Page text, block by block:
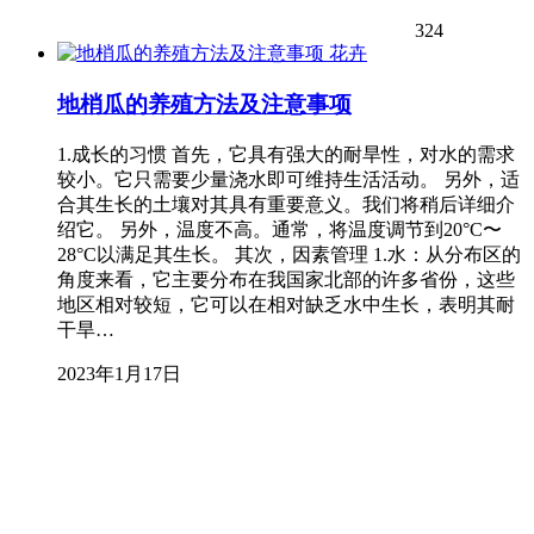
324
花卉
地梢瓜的养殖方法及注意事项
1.成长的习惯 首先，它具有强大的耐旱性，对水的需求
较小。它只需要少量浇水即可维持生活活动。 另外，适
合其生长的土壤对其具有重要意义。我们将稍后详细介
绍它。 另外，温度不高。通常，将温度调节到20°C〜
28°C以满足其生长。 其次，因素管理 1.水：从分布区的
角度来看，它主要分布在我国家北部的许多省份，这些
地区相对较短，它可以在相对缺乏水中生长，表明其耐
干旱…
2023年1月17日